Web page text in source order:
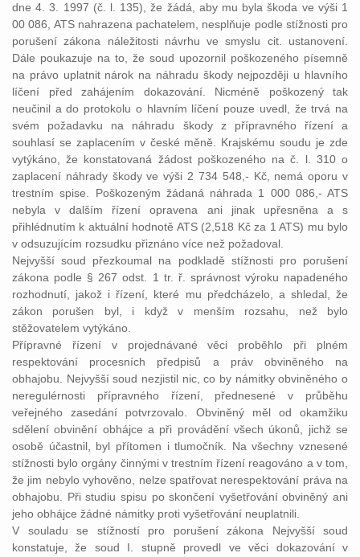
dne 4. 3. 1997 (č. l. 135), že žádá, aby mu byla škoda ve výši 1
00 086, ATS nahrazena pachatelem, nesplňuje podle stížnosti pro
porušení zákona náležitosti návrhu ve smyslu cit. ustanovení.
Dále poukazuje na to, že soud upozornil poškozeného písemně
na právo uplatnit nárok na náhradu škody nejpozději u hlavního
líčení před zahájením dokazování. Nicméně poškozený tak
neučinil a do protokolu o hlavním líčení pouze uvedl, že trvá na
svém požadavku na náhradu škody z přípravného řízení a
souhlasí se zaplacením v české měně. Krajskému soudu je zde
vytýkáno, že konstatovaná žádost poškozeného na č. l. 310 o
zaplacení náhrady škody ve výši 2 734 548,- Kč, nemá oporu v
trestním spise. Poškozeným žádaná náhrada 1 000 086,- ATS
nebyla v dalším řízení opravena ani jinak upřesněna a s
přihlédnutím k aktuální hodnotě ATS (2,518 Kč za 1 ATS) mu bylo
v odsuzujícím rozsudku přiznáno více než požadoval.
Nejvyšší soud přezkoumal na podkladě stížnosti pro porušení
zákona podle § 267 odst. 1 tr. ř. správnost výroku napadeného
rozhodnutí, jakož i řízení, které mu předcházelo, a shledal, že
zákon porušen byl, i když v menším rozsahu, než bylo
stěžovatelem vytýkáno.
Přípravné řízení v projednávané věci proběhlo při plném
respektování procesních předpisů a práv obviněného na
obhajobu. Nejvyšší soud nezjistil nic, co by námitky obviněného o
neregulérnosti přípravného řízení, přednesené v průběhu
veřejného zasedání potvrzovalo. Obviněný měl od okamžiku
sdělení obvinění obhájce a při provádění všech úkonů, jichž se
osobě účastnil, byl přítomen i tlumočník. Na všechny vznesené
stížnosti bylo orgány činnými v trestním řízení reagováno a v tom,
že jim nebylo vyhověno, nelze spatřovat nerespektování práva na
obhajobu. Při studiu spisu po skončení vyšetřování obviněný ani
jeho obhájce žádné námitky proti vyšetřování neuplatnili.
V souladu se stížností pro porušení zákona Nejvyšší soud
konstatuje, že soud I. stupně provedl ve věci dokazování v